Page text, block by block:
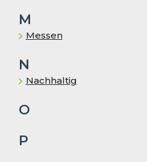
M
Messen
N
Nachhaltig
O
P